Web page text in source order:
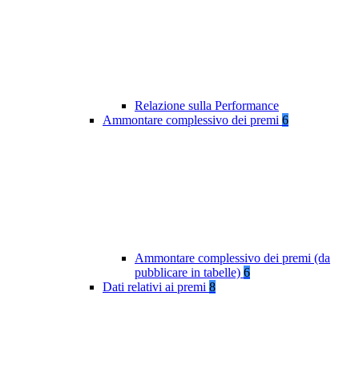
Relazione sulla Performance
Ammontare complessivo dei premi 6
Ammontare complessivo dei premi (da
pubblicare in tabelle) 6
Dati relativi ai premi 8